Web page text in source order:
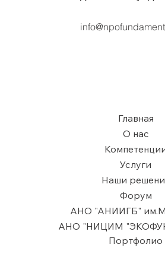
Главная
О нас
Услуги
Наши
Форум
АНО "АНИИГБ"
АНО "НИЦИМ
Портфолио